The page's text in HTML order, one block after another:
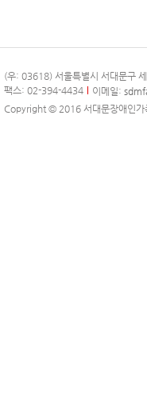
(우: 03618) 서울특별시 서대문구
팩스: 02-394-4434
이메일:
Copyright © 2016 서대문장애인